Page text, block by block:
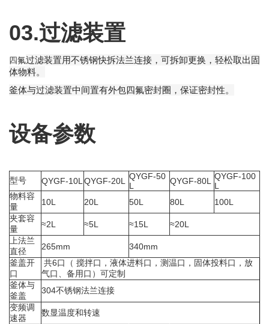
03.过滤装置
四氟过滤装置用不锈钢快拆法兰连接，可拆卸更换，轻松取出固
体物料。
釜体与过滤装置中间置有外包四氟密封圈，保证密封性。
设备参数
型号 QYGF-10LQYGF-20L QYGF-50
L
QYGF-80L QYGF-100
L
物料容
量
10L 20L 50L 80L
100L
夹套容
量
≈2L ≈5L ≈15L
≈20L
上法兰
直径
265mm
340mm
釜盖开
口
共6口（ 搅拌口，液体进料口，测温口，固体投料口，放
气口、备用口）可定制
釜体与
釜盖
304不锈钢法兰连接
变频调
速器
数显温度和转速